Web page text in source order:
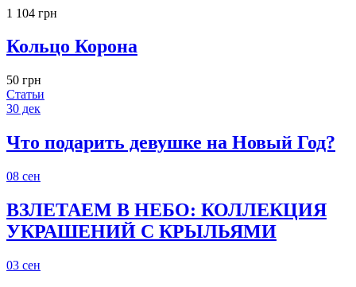
1 104 грн
Кольцо Корона
50 грн
Статьи
30 дек
Что подарить девушке на Новый Год?
08 сен
ВЗЛЕТАЕМ В НЕБО: КОЛЛЕКЦИЯ
УКРАШЕНИЙ С КРЫЛЬЯМИ
03 сен